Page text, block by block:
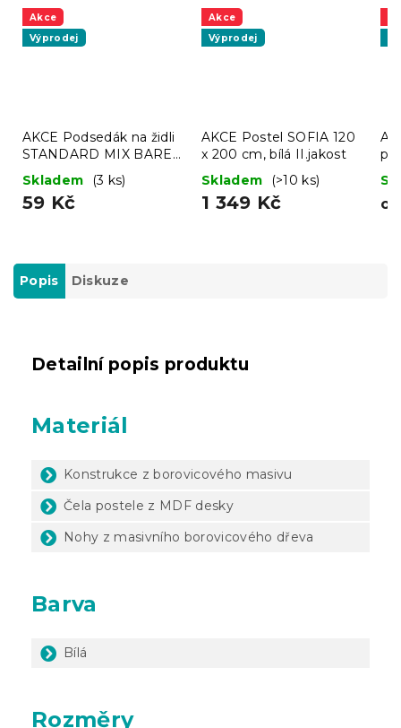
Akce
Výprodej
AKCE Podsedák na židli
STANDARD MIX BAREV
II. jakost
Skladem (3 ks)
59 Kč
Akce
Výprodej
AKCE Postel SOFIA 120
x 200 cm, bílá II.jakost
Skladem
(>10 ks)
1 349 Kč od
Popis Diskuze
Detailní popis produktu
Materiál
Konstrukce z borovicového masivu
Čela postele z MDF desky
Nohy z masivního borovicového dřeva
Barva
Bílá
Rozměry